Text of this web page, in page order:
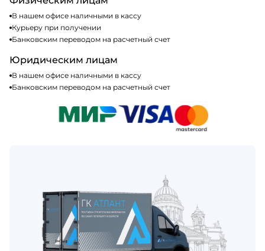
В нашем офисе наличными в кассу
Курьеру при получении
Банковским переводом на расчетный счет
Юридическим лицам
В нашем офисе наличными в кассу
Банковским переводом на расчетный счет